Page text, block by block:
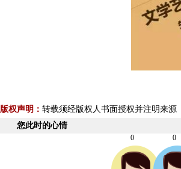
版权声明： 转载须经版权人书面授权并注明来源
您此时的心情
0 0